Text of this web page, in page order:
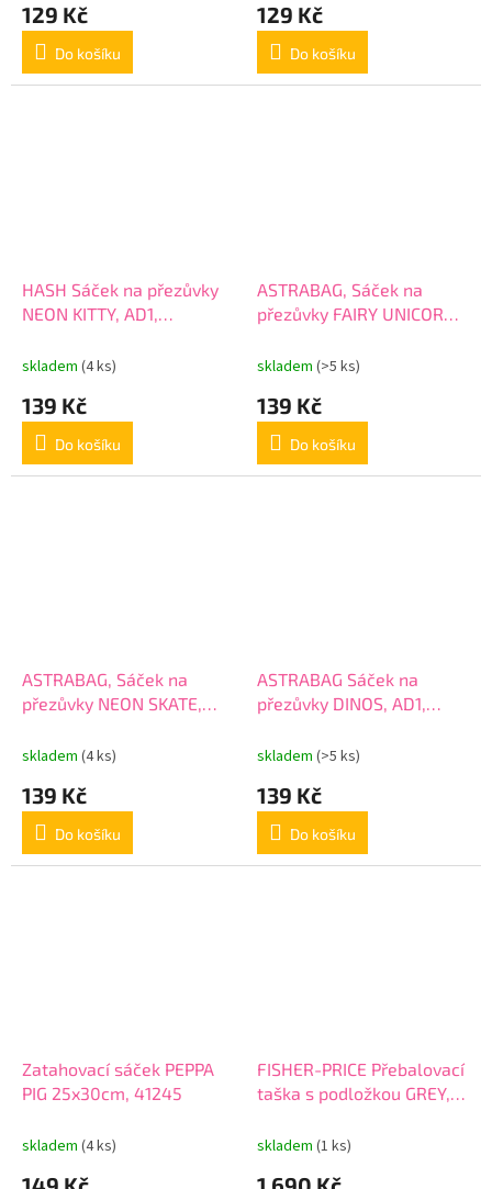
129 Kč
Do košíku
129 Kč
Do košíku
HASH Sáček na přezůvky
NEON KITTY, AD1,
skladem (4 ks)
139 Kč
Do košíku
ASTRABAG, Sáček na
přezůvky FAIRY UNICORN,
skladem (>5 ks)
139 Kč
Do košíku
ASTRABAG, Sáček na
přezůvky NEON SKATE,
skladem (4 ks)
139 Kč
Do košíku
ASTRABAG Sáček na
přezůvky DINOS, AD1,
skladem (>5 ks)
139 Kč
Do košíku
Zatahovací sáček PEPPA
PIG 25x30cm, 41245
skladem (4 ks)
FISHER-PRICE Přebalovací
taška s podložkou GREY,
skladem (1 ks)